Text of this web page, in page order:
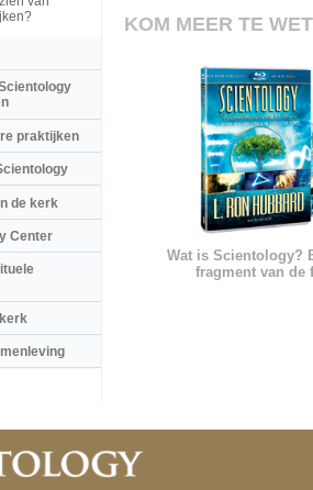
KOM MEER TE
Wat is Scientology?
fragment van de
praktijken
de kerk
Center